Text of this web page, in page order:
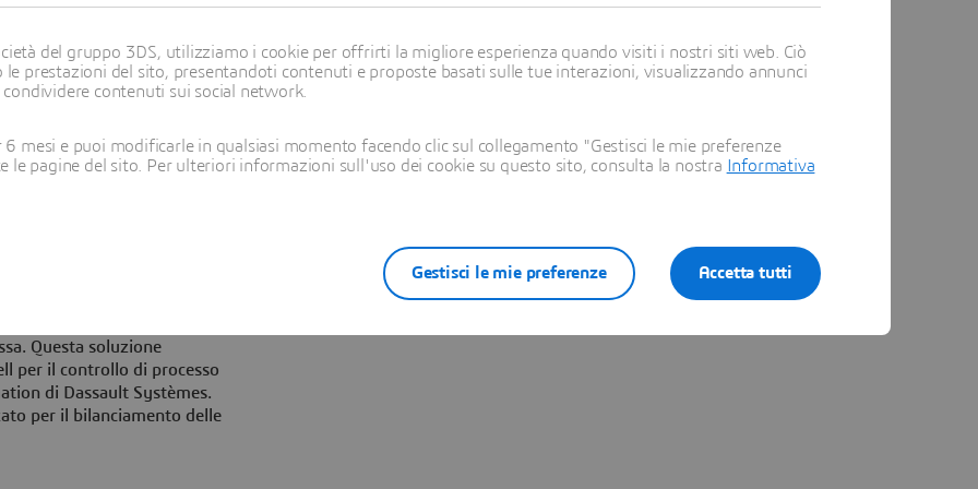
e l’ingegnerizzazione delle
e delle procedure
delle procedure che
di operare sempre
ingegnerizzazione dei
integrazione
di controllo di
punto della produzione e
Questa soluzione
per il controllo di processo
di Dassault Systèmes.
per il bilanciamento delle
del gruppo 3DS, utilizziamo i cookie per offrirti la migliore esperienza quando visiti i nostri siti web. Ciò
prestazioni del sito, presentandoti contenuti e proposte basati sulle tue interazioni, visualizzando annunci
contenuti sui social network.
mesi e puoi modificarle in qualsiasi momento facendo clic sul collegamento "Gestisci le mie preferenze
le pagine del sito. Per ulteriori informazioni sull'uso dei cookie su questo sito, consulta la nostra Informativa
Accetta tutti
Gestisci le mie preferenze